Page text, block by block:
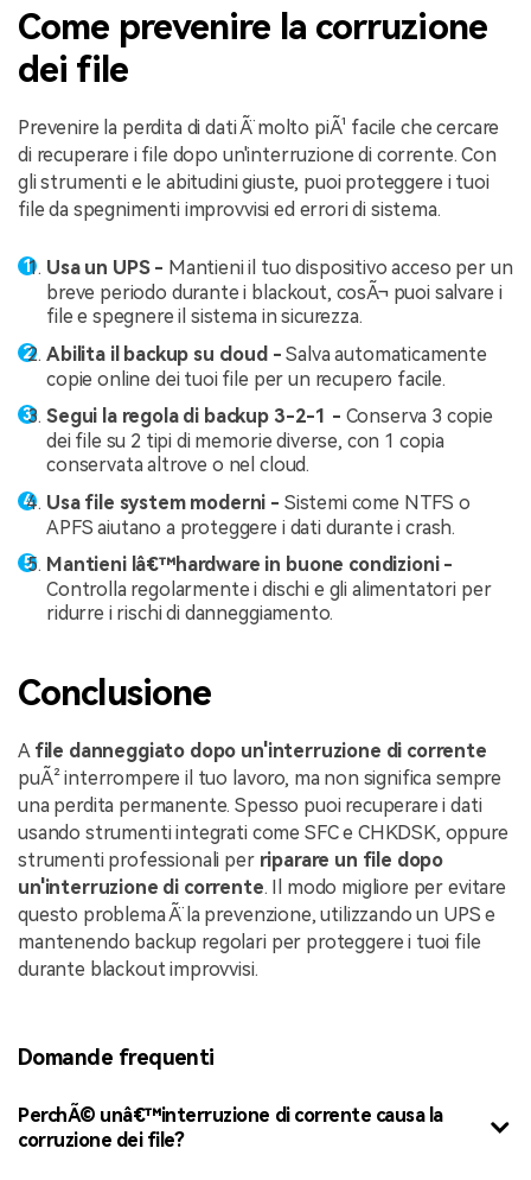
Come prevenire la corruzione
dei file
Prevenire la perdita di dati Ã¨ molto piÃ¹ facile che cercare
di recuperare i file dopo un'interruzione di corrente. Con
gli strumenti e le abitudini giuste, puoi proteggere i tuoi
file da spegnimenti improvvisi ed errori di sistema.
Usa un UPS - Mantieni il tuo dispositivo acceso per un
breve periodo durante i blackout, cosÃ¬ puoi salvare i
file e spegnere il sistema in sicurezza.
Abilita il backup su cloud - Salva automaticamente
copie online dei tuoi file per un recupero facile.
Segui la regola di backup 3-2-1 - Conserva 3 copie
dei file su 2 tipi di memorie diverse, con 1 copia
conservata altrove o nel cloud.
Usa file system moderni - Sistemi come NTFS o
APFS aiutano a proteggere i dati durante i crash.
Mantieni lâ€™hardware in buone condizioni -
Controlla regolarmente i dischi e gli alimentatori per
ridurre i rischi di danneggiamento.
Conclusione
A file danneggiato dopo un'interruzione di corrente
puÃ² interrompere il tuo lavoro, ma non significa sempre
una perdita permanente. Spesso puoi recuperare i dati
usando strumenti integrati come SFC e CHKDSK, oppure
strumenti professionali per riparare un file dopo
un'interruzione di corrente. Il modo migliore per evitare
questo problema Ã¨ la prevenzione, utilizzando un UPS e
mantenendo backup regolari per proteggere i tuoi file
durante blackout improvvisi.
Domande frequenti
PerchÃ© unâ€™interruzione di corrente causa la
corruzione dei file?